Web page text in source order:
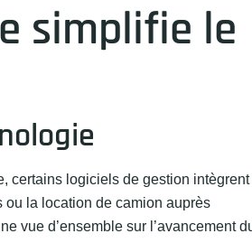
simplifie le
certains logiciels de gestion intègrent
ou la location de camion auprès
vue d’ensemble sur l’avancement